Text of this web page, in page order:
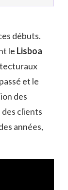
débuts.
le Lisboa
et le
des
clients
années,